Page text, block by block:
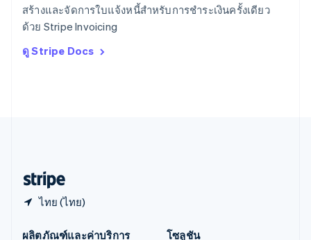
สร้างและจัดการใบแจ้งหนี้สำหรับการชำระเงินครั้งเดียว
ด้วย Stripe Invoicing
ดู Stripe Docs
ไทย (ไทย)
ออสเตรีย
DeutschEnglish
ItalianoEnglish
ผลิตภัณฑ์และค่าบริการ
โซลูชัน